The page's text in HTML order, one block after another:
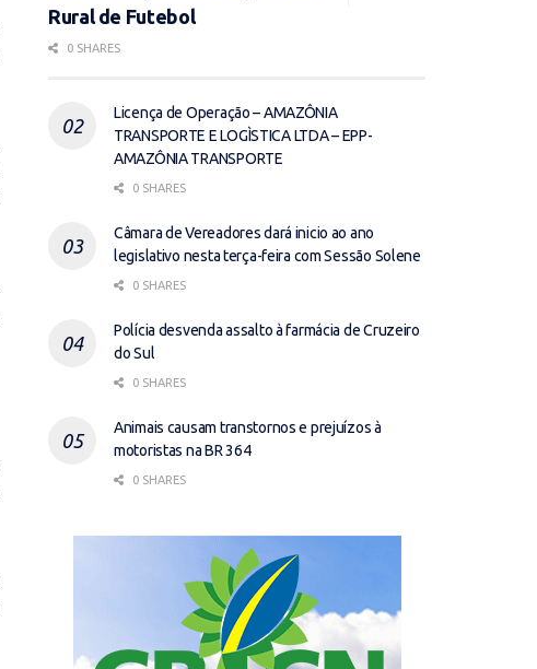
Rural de Futebol
0 SHARES
Licença de Operação – AMAZÔNIA
TRANSPORTE E LOGÌSTICA LTDA – EPP-
AMAZÔNIA TRANSPORTE
0 SHARES
Câmara de Vereadores dará inicio ao ano
legislativo nesta terça-feira com Sessão Solene
0 SHARES
Polícia desvenda assalto à farmácia de Cruzeiro
do Sul
0 SHARES
Animais causam transtornos e prejuízos à
motoristas na BR 364
0 SHARES